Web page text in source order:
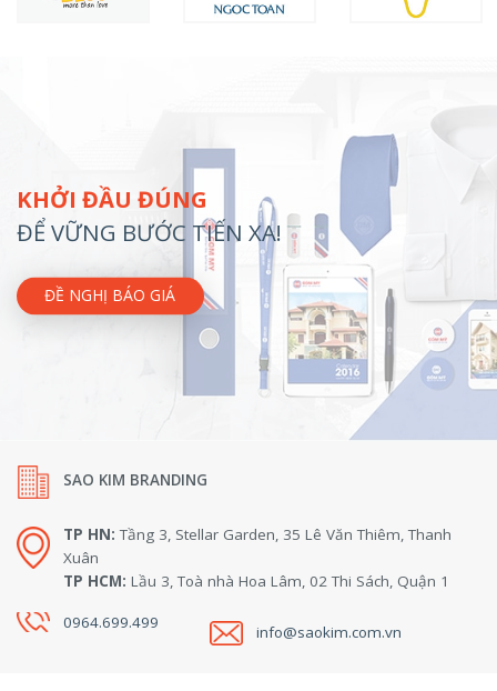
KHỞI ĐẦU ĐÚNG
ĐỂ VỮNG BƯỚC TIẾN XA!
ĐỀ NGHỊ BÁO GIÁ
SAO KIM BRANDING
TP HN: Tầng 3, Stellar Garden, 35 Lê Văn Thiêm, Thanh
Xuân
TP HCM: Lầu 3, Toà nhà Hoa Lâm, 02 Thi Sách, Quận 1
0964.699.499 info@saokim.com.vn